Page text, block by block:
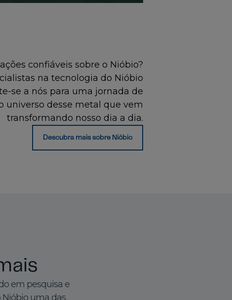
confiáveis sobre o Nióbio?
na tecnologia do Nióbio
se a nós para uma jornada de
universo desse metal que vem
transformando nosso dia a dia.
Descubra mais sobre Nióbio
em pesquisa e
uma das